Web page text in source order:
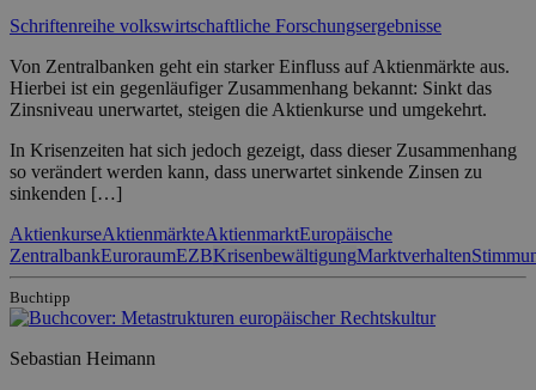
Schriftenreihe volkswirtschaftliche Forschungsergebnisse
Von Zentralbanken geht ein starker Einfluss auf Aktienmärkte aus.
Hierbei ist ein gegenläufiger Zusammenhang bekannt: Sinkt das
Zinsniveau unerwartet, steigen die Aktienkurse und umgekehrt.
In Krisenzeiten hat sich jedoch gezeigt, dass dieser Zusammenhang
so verändert werden kann, dass unerwartet sinkende Zinsen zu
sinkenden […]
AktienkurseAktienmärkteAktienmarktEuropäische
ZentralbankEuroraumEZBKrisenbewältigungMarktverhalten
Buchtipp
Sebastian Heimann